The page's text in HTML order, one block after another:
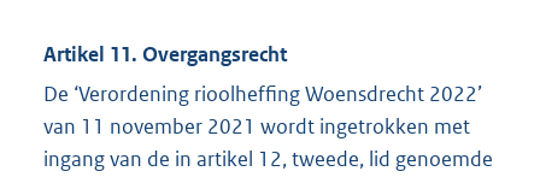
Artikel 11. Overgangsrecht
De ‘Verordening rioolheffing Woensdrecht 2022’
van 11 november 2021 wordt ingetrokken met
ingang van de in artikel 12, tweede, lid genoemde